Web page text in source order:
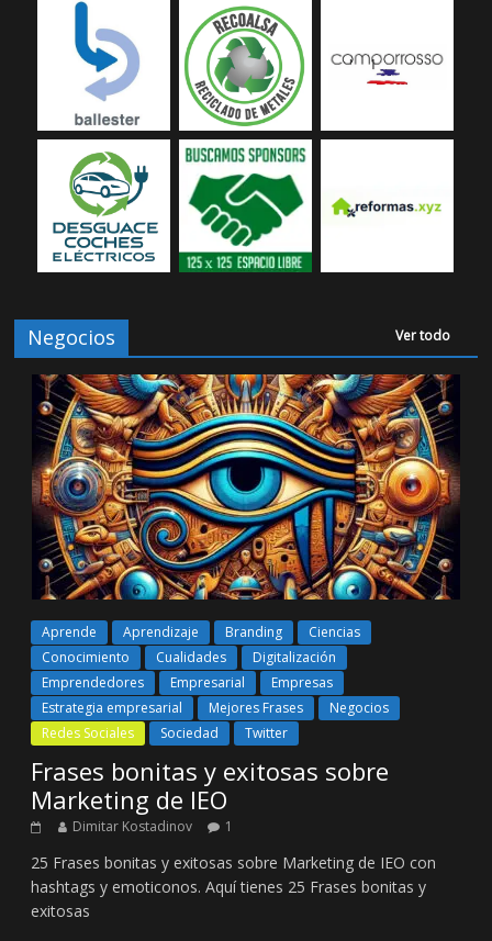
Negocios Ver todo
Aprende Aprendizaje Branding
Ciencias
Conocimiento
Cualidades
Digitalización
Emprendedores
Empresarial
Empresas
Estrategia empresarial
Mejores Frases
Negocios
Redes Sociales
Sociedad Twitter
Frases bonitas y exitosas sobre
Marketing de IEO
Dimitar Kostadinov 1
25 Frases bonitas y exitosas sobre Marketing de IEO con
hashtags y emoticonos. Aquí tienes 25 Frases bonitas y
exitosas